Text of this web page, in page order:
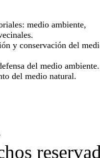
medio ambiente,
y conservación del
del medio ambiente.
del medio natural.